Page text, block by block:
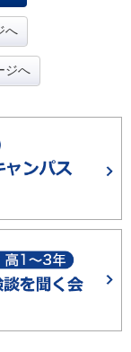
へ
ジへ